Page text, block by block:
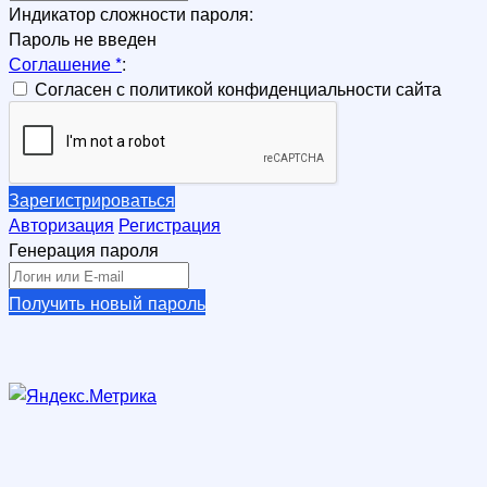
Индикатор сложности пароля:
Пароль не введен
Соглашение*:
Согласен с политикой конфиденциальности сайта
Зарегистрироваться
Авторизация Регистрация
Генерация пароля
Получить новый пароль